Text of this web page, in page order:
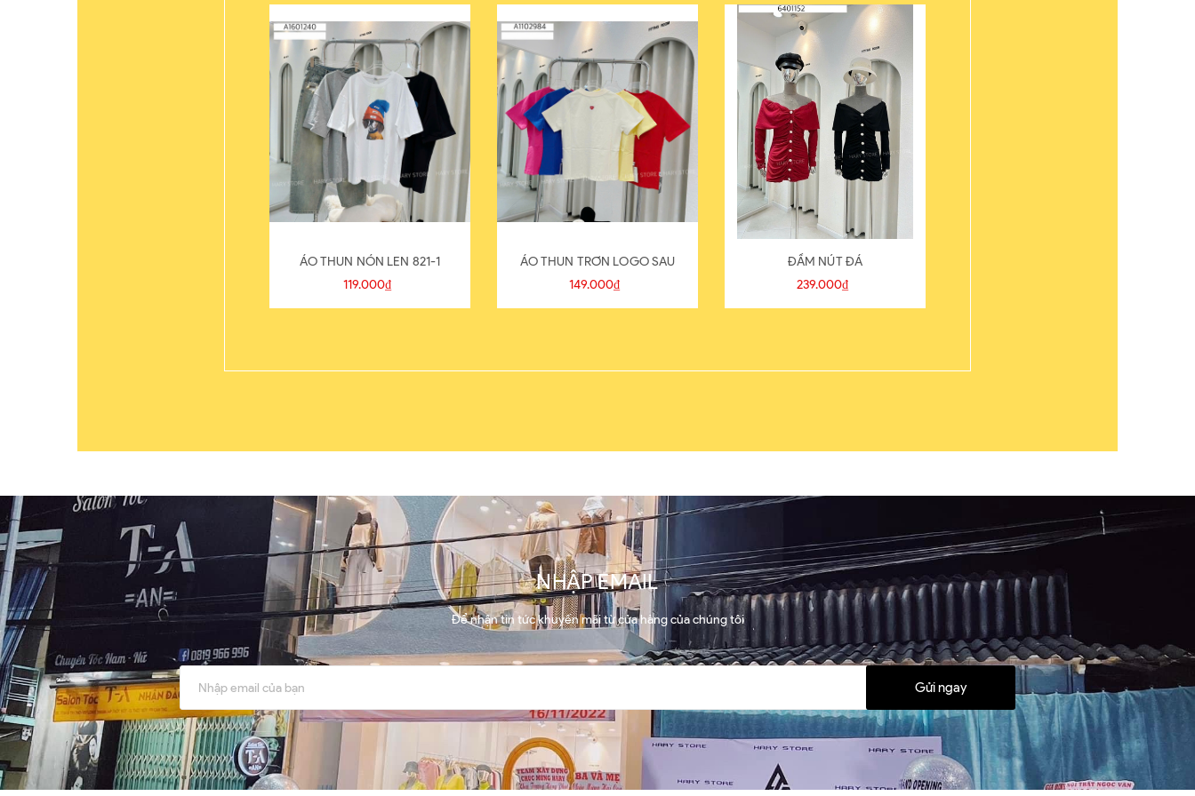
ÁO THUN NÓN LEN 821-1
119.000₫
ÁO THUN TRƠN LOGO SAU
149.000₫
ĐẦM NÚT ĐÁ
239.000₫
NHẬP EMAIL
Để nhận tin tức khuyến mãi từ cửa hàng của chúng tôi
Gửi ngay